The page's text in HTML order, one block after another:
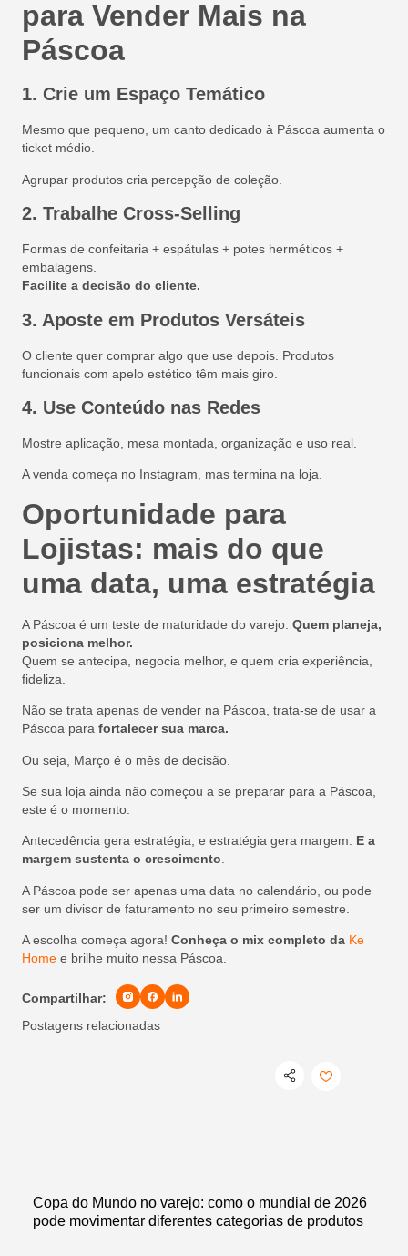
para Vender Mais na
Páscoa
1. Crie um Espaço Temático
Mesmo que pequeno, um canto dedicado à Páscoa aumenta o
ticket médio.
Agrupar produtos cria percepção de coleção.
2. Trabalhe Cross-Selling
Formas de confeitaria + espátulas + potes herméticos +
embalagens.
Facilite a decisão do cliente.
3. Aposte em Produtos Versáteis
O cliente quer comprar algo que use depois. Produtos
funcionais com apelo estético têm mais giro.
4. Use Conteúdo nas Redes
Mostre aplicação, mesa montada, organização e uso real.
A venda começa no Instagram, mas termina na loja.
Oportunidade para
Lojistas: mais do que
uma data, uma estratégia
A Páscoa é um teste de maturidade do varejo. Quem planeja,
posiciona melhor.
Quem se antecipa, negocia melhor, e quem cria experiência,
fideliza.
Não se trata apenas de vender na Páscoa, trata-se de usar a
Páscoa para fortalecer sua marca.
Ou seja, Março é o mês de decisão.
Se sua loja ainda não começou a se preparar para a Páscoa,
este é o momento.
Antecedência gera estratégia, e estratégia gera margem. E a
margem sustenta o crescimento.
A Páscoa pode ser apenas uma data no calendário, ou pode
ser um divisor de faturamento no seu primeiro semestre.
A escolha começa agora! Conheça o mix completo da Ke
Home e brilhe muito nessa Páscoa.
Compartilhar:
Postagens relacionadas
Copa do Mundo no varejo: como o mundial de 2026
pode movimentar diferentes categorias de produtos